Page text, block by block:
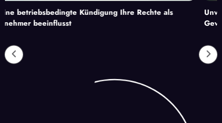
Kündigung Ihre Rechte als
Unverzichtbare
Gewerbeimmobilie